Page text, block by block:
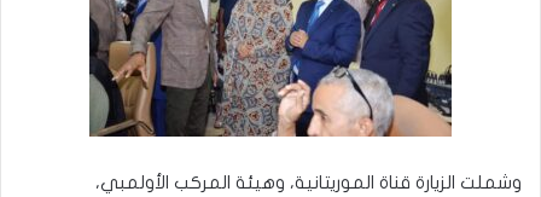
وشملت الزيارة قناة الموريتانية، وهيئة المركب الأولمبي،